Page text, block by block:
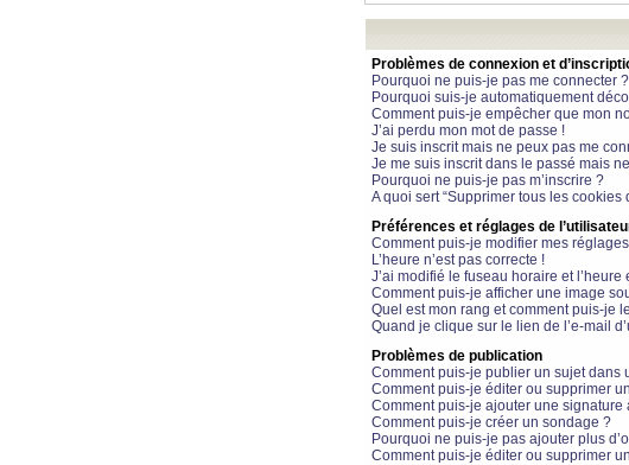
Problèmes de connexion et
Pourquoi ne puis-je pas me connecter ?
Pourquoi suis-je automatiquement
Comment puis-je empêcher que mon
J’ai perdu mon mot de passe !
Je suis inscrit mais ne peux pas me
Je me suis inscrit dans le passé mais
Pourquoi ne puis-je pas m’inscrire ?
A quoi sert “Supprimer tous les cookies
Préférences et réglages de
Comment puis-je modifier mes
L’heure n’est pas correcte !
J’ai modifié le fuseau horaire et
Comment puis-je afficher une image
Quel est mon rang et comment puis-je
Quand je clique sur le lien de l’e-mail
Problèmes de publication
Comment puis-je publier un sujet dans
Comment puis-je éditer ou supprimer
Comment puis-je ajouter une signature
Comment puis-je créer un sondage ?
Pourquoi ne puis-je pas ajouter plus
Comment puis-je éditer ou supprimer